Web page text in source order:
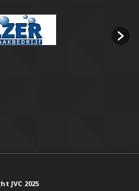
JVC 2025